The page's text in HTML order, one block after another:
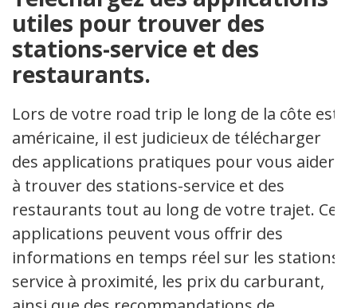
utiles pour trouver des
stations-service et des
restaurants.
Lors de votre road trip le long de la côte est
américaine, il est judicieux de télécharger
des applications pratiques pour vous aider
à trouver des stations-service et des
restaurants tout au long de votre trajet. Ces
applications peuvent vous offrir des
informations en temps réel sur les stations-
service à proximité, les prix du carburant,